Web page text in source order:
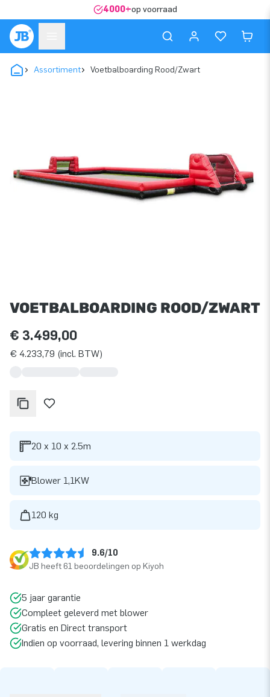
4000+op voorraad
Assortiment Voetbalboarding Rood/Zwart
VOETBALBOARDING ROOD/ZWART
€ 3.499,00
€ 4.233,79 (incl. BTW)
20 x 10 x 2.5m
Blower 1,1KW
120 kg
9.6/10
JB heeft 61 beoordelingen op Kiyoh
5 jaar garantie
Compleet geleverd met blower
Gratis en Direct transport
Indien op voorraad, levering binnen 1 werkdag